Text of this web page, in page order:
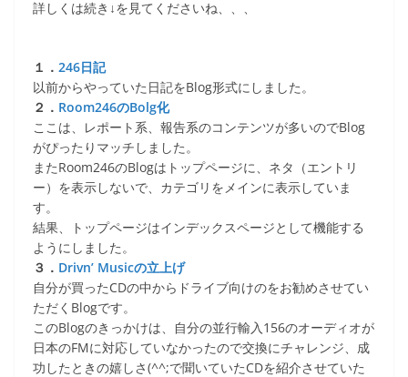
詳しくは続き↓を見てくださいね、、、
１． 246日記
以前からやっていた日記をBlog形式にしました。
２． Room246のBolg化
ここは、レポート系、報告系のコンテンツが多いのでBlog
がぴったりマッチしました。
またRoom246のBlogはトップページに、ネタ（エントリ
ー）を表示しないで、カテゴリをメインに表示していま
す。
結果、トップページはインデックスページとして機能する
ようにしました。
３． Drivn’ Musicの立上げ
自分が買ったCDの中からドライブ向けのをお勧めさせてい
ただくBlogです。
このBlogのきっかけは、自分の並行輸入156のオーディオが
日本のFMに対応していなかったので交換にチャレンジ、成
功したときの嬉しさ(^^;で聞いていたCDを紹介させていた